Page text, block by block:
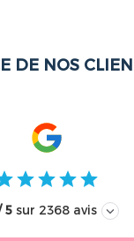
DE NOS
5 sur 2368 avis